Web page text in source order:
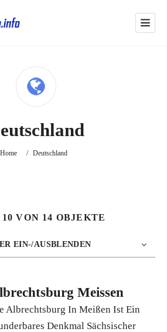
Home / Deutschland
VON 14 OBJEKTE
EIN-/AUSBLENDEN
Meissen
Albrechtsburg In Meißen Ist Ein
Denkmal Sächsischer